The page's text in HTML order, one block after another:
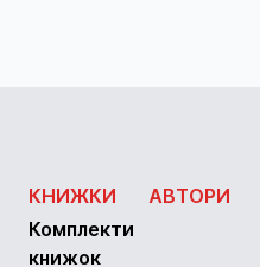
КНИЖКИ
Комплекти
книжок
АВТОРИ